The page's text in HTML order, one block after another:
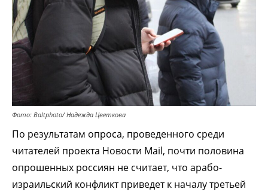
Фото: Baltphoto/ Надежда Цветкова
По результатам опроса, проведенного среди
читателей проекта Новости Mail, почти половина
опрошенных россиян не считает, что арабо-
израильский конфликт приведет к началу третьей